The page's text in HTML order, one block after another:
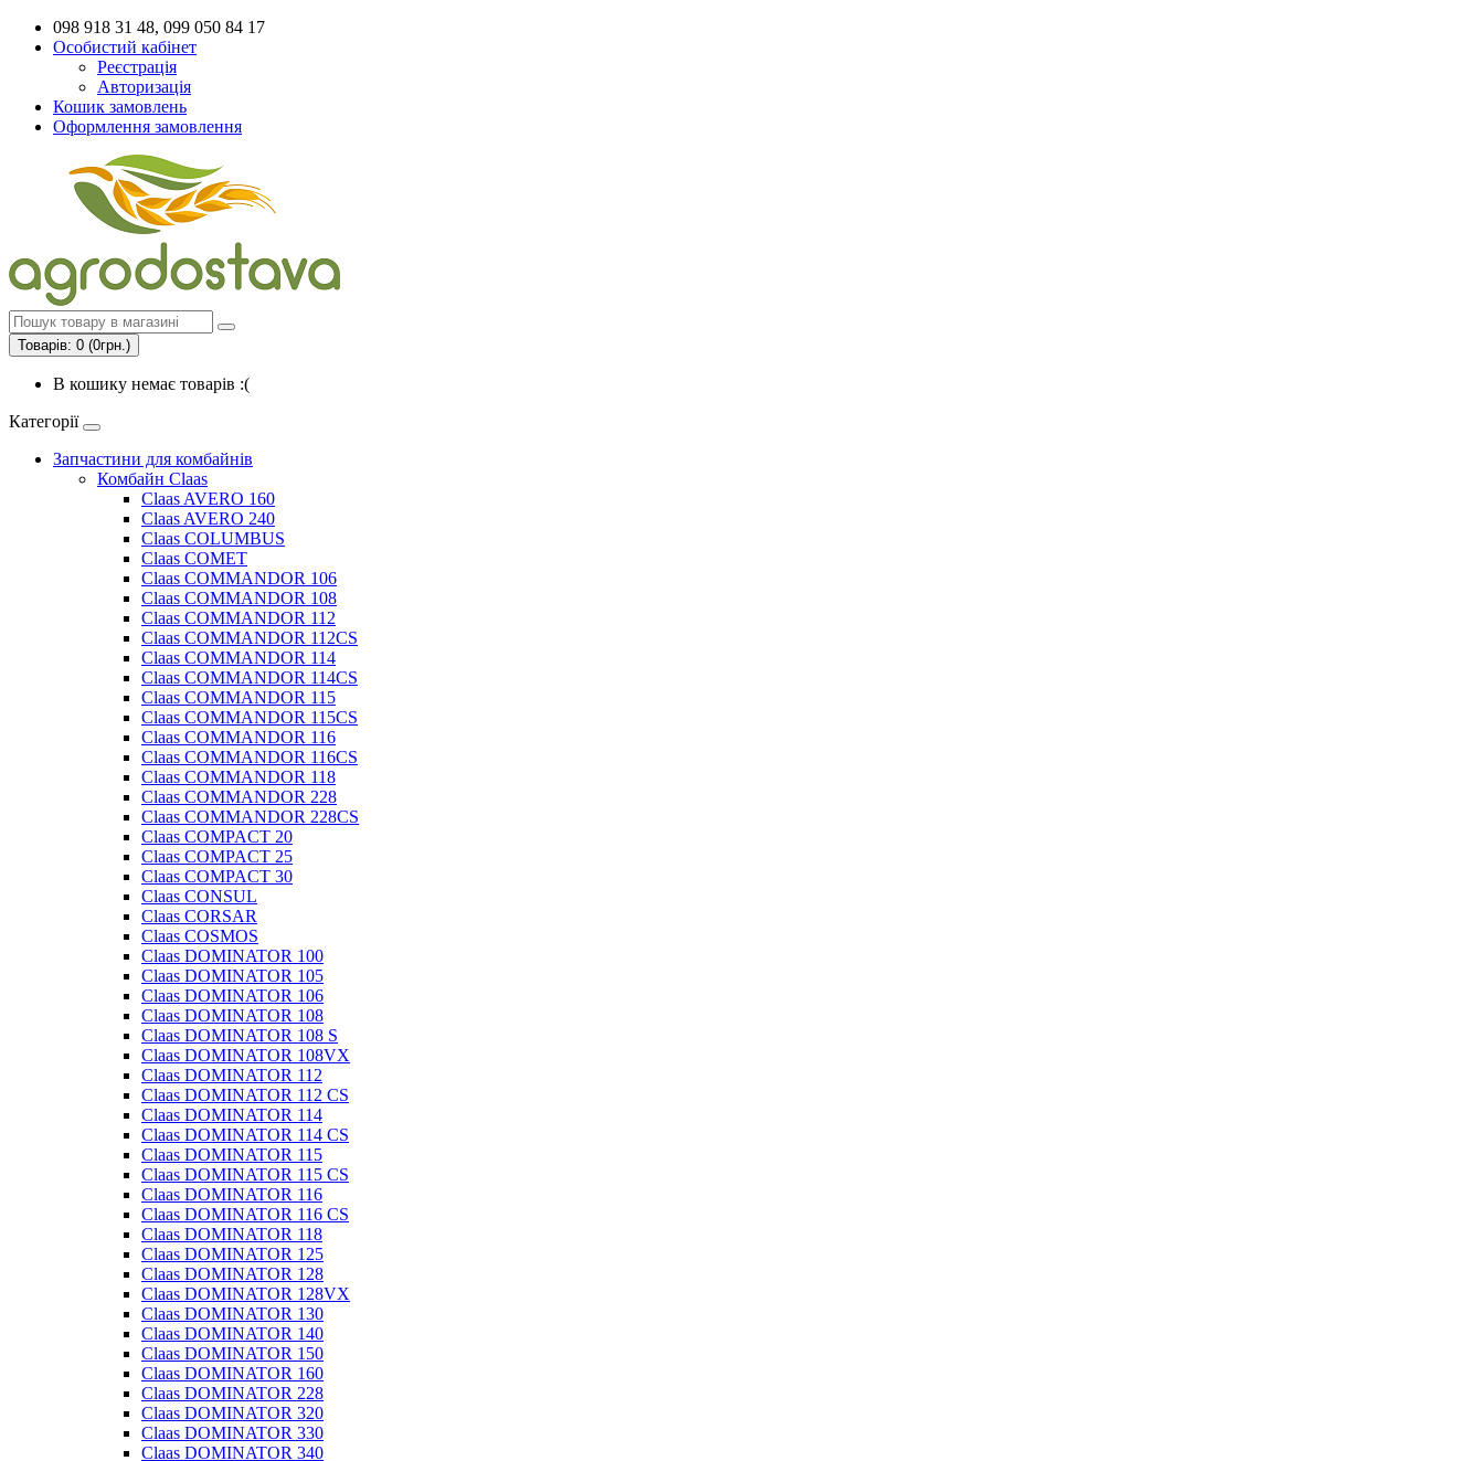
098 918 31 48, 099 050 84 17
Особистий кабінет
Реєстрація
Авторизація
Кошик замовлень
Оформлення замовлення
Товарів: 0 (0грн.)
В кошику немає товарів :(
Категорії
Запчастини для комбайнів
Комбайн Claas
Claas AVERO 160
Claas AVERO 240
Claas COLUMBUS
Claas COMET
Claas COMMANDOR 106
Claas COMMANDOR 108
Claas COMMANDOR 112
Claas COMMANDOR 112CS
Claas COMMANDOR 114
Claas COMMANDOR 114CS
Claas COMMANDOR 115
Claas COMMANDOR 115CS
Claas COMMANDOR 116
Claas COMMANDOR 116CS
Claas COMMANDOR 118
Claas COMMANDOR 228
Claas COMMANDOR 228CS
Claas COMPACT 20
Claas COMPACT 25
Claas COMPACT 30
Claas CONSUL
Claas CORSAR
Claas COSMOS
Claas DOMINATOR 100
Claas DOMINATOR 105
Claas DOMINATOR 106
Claas DOMINATOR 108
Claas DOMINATOR 108 S
Claas DOMINATOR 108VX
Claas DOMINATOR 112
Claas DOMINATOR 112 CS
Claas DOMINATOR 114
Claas DOMINATOR 114 CS
Claas DOMINATOR 115
Claas DOMINATOR 115 CS
Claas DOMINATOR 116
Claas DOMINATOR 116 CS
Claas DOMINATOR 118
Claas DOMINATOR 125
Claas DOMINATOR 128
Claas DOMINATOR 128VX
Claas DOMINATOR 130
Claas DOMINATOR 140
Claas DOMINATOR 150
Claas DOMINATOR 160
Claas DOMINATOR 228
Claas DOMINATOR 320
Claas DOMINATOR 330
Claas DOMINATOR 340